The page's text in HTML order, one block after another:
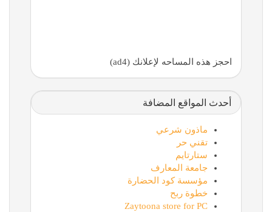
احجز هذه المساحه لإعلانك (ad4)
أحدث المواقع المضافة
ماذون شرعي
تقني حر
ستارتايم
جامعة المعارف
مؤسسة كود الحضارة
خطوة ربح
Zaytoona store for PC